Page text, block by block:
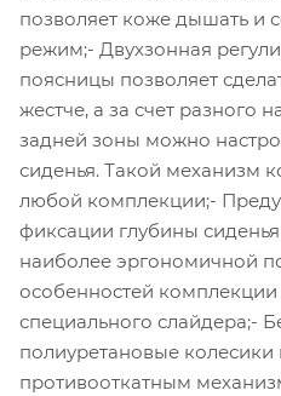
позволяет коже дышать и
режим;- Двухзонная
поясницы позволяет
жестче, а за счет разного
задней зоны можно
сиденья. Такой механизм
любой комплекции;-
фиксации глубины
наиболее эргономичной
особенностей
специального слайдера;-
полиуретановые
противооткатным